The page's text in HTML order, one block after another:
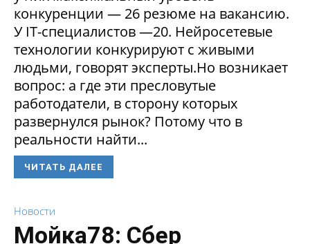
конкуренции — 26 резюме на вакансию.
У IT-специалистов —20. Нейросетевые
технологии конкурируют с живыми
людьми, говорят эксперты.Но возникает
вопрос: а где эти пресловутые
работодатели, в сторону которых
развернулся рынок? Потому что в
реальности найти...
ЧИТАТЬ ДАЛЕЕ
Новости
Мойка78: Сбер